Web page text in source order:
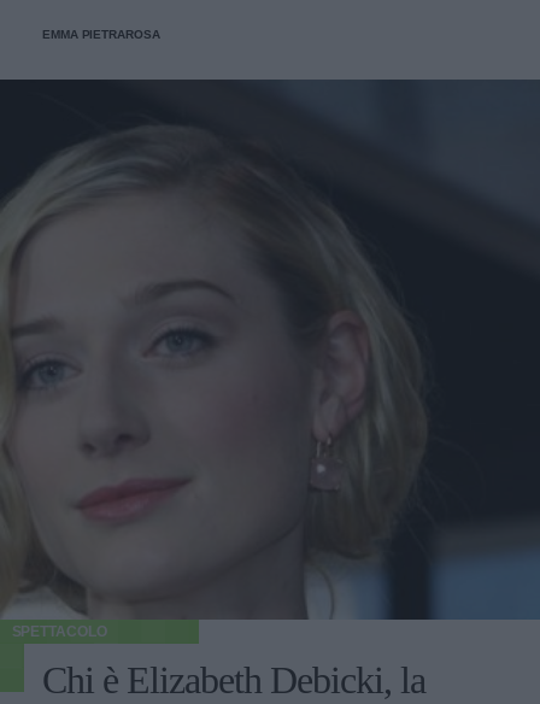
EMMA PIETRAROSA
SPETTACOLO
Chi è Elizabeth Debicki, la